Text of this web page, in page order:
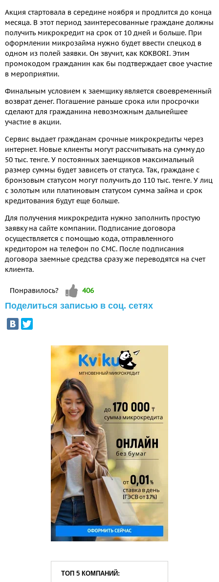
Акция стартовала в середине ноября и продлится до конца
месяца. В этот период заинтересованные граждане должны
получить микрокредит на срок от 10 дней и больше. При
оформлении микрозайма нужно будет ввести спецкод в
одном из полей заявки. Он звучит, как KOKBORI. Этим
промокодом гражданин как бы подтверждает свое участие
в мероприятии.
Финальным условием к заемщику является своевременный
возврат денег. Погашение раньше срока или просрочки
сделают для гражданина невозможным дальнейшее
участие в акции.
Сервис выдает гражданам срочные микрокредиты через
интернет. Новые клиенты могут рассчитывать на сумму до
50 тыс. тенге. У постоянных заемщиков максимальный
размер суммы будет зависеть от статуса. Так, граждане с
бронзовым статусом могут получить до 110 тыс. тенге. У лиц
с золотым или платиновым статусом сумма займа и срок
кредитования будут еще больше.
Для получения микрокредита нужно заполнить простую
заявку на сайте компании. Подписание договора
осуществляется с помощью кода, отправленного
кредитором на телефон по СМС. После подписания
договора заемные средства сразу же переводятся на счет
клиента.
Понравилось? Vote up!
406
Поделиться записью в соц. сетях
ТОП 5 КОМПАНИЙ: